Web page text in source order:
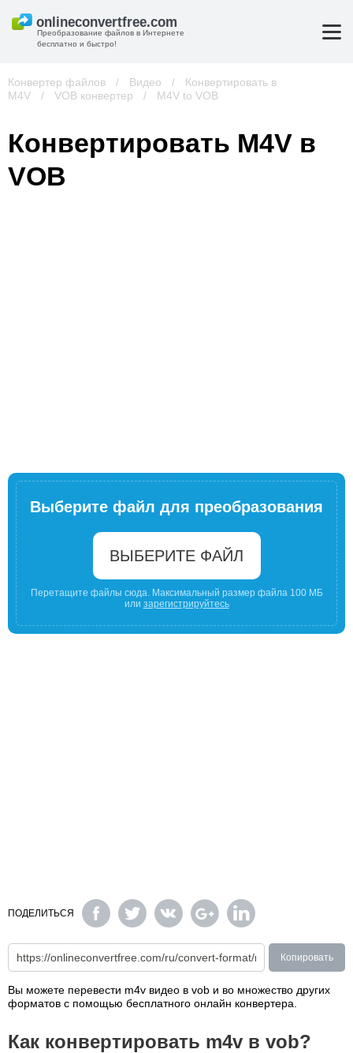
Преобразование файлов в Интернете
бесплатно и быстро!
Конвертер файлов / Видео /
Конвертировать в
M4V
/ VOB конвертер / M4V to VOB
Конвертировать M4V в
VOB
Выберите файл для преобразования
ВЫБЕРИТЕ ФАЙЛ
Перетащите файлы сюда. Максимальный размер файла 100 МБ
или зарегистрируйтесь
ПОДЕЛИТЬСЯ
Копировать
Вы можете перевести m4v видео в vob и во множество других
форматов с помощью бесплатного онлайн конвертера.
Как конвертировать m4v в vob?